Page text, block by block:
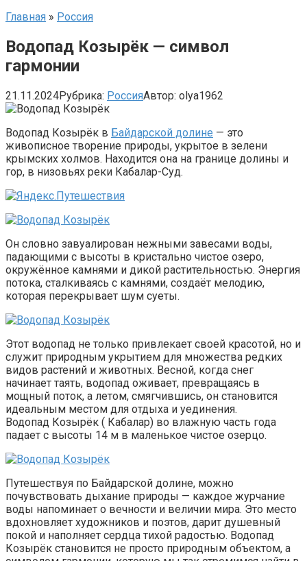
Главная » Россия
Водопад Козырёк — символ
гармонии
21.11.2024Рубрика: РоссияАвтор: olya1962
Водопад Козырёк в Байдарской долине — это
живописное творение природы, укрытое в зелени
крымских холмов. Находится она на границе долины и
гор, в низовьях реки Кабалар-Суд.
Он словно завуалирован нежными завесами воды,
падающими с высоты в кристально чистое озеро,
окружённое камнями и дикой растительностью. Энергия
потока, сталкиваясь с камнями, создаёт мелодию,
которая перекрывает шум суеты.
Этот водопад не только привлекает своей красотой, но и
служит природным укрытием для множества редких
видов растений и животных. Весной, когда снег
начинает таять, водопад оживает, превращаясь в
мощный поток, а летом, смягчившись, он становится
идеальным местом для отдыха и уединения.
Водопад Козырёк ( Кабалар) во влажную часть года
падает с высоты 14 м в маленькое чистое озерцо.
Путешествуя по Байдарской долине, можно
почувствовать дыхание природы — каждое журчание
воды напоминает о вечности и величии мира. Это место
вдохновляет художников и поэтов, дарит душевный
покой и наполняет сердца тихой радостью. Водопад
Козырёк становится не просто природным объектом, а